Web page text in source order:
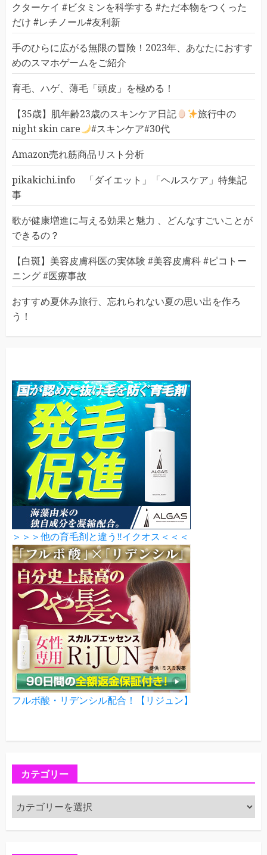
クターケイ #ビタミンを科学する #ただ本物をつくった
だけ #レチノール#友利新
手のひらに広がる無限の冒険！2023年、あなたにおすす
めのスマホゲームをご紹介
育毛、ハゲ、薄毛「頭皮」を極める！
【35歳】肌年齢23歳のスキンケア日記
旅行中の
night skin care
#スキンケア#30代
Amazon売れ筋商品リスト分析
pikakichi.info 「ダイエット」「ヘルスケア」特集記
事
歌が健康増進に与える効果と魅力 、どんなすごいことが
できるの？
【白斑】美容皮膚科医の実体験 #美容皮膚科 #ピコトー
ニング #医療事故
おすすめ夏休み旅行、忘れられない夏の思い出を作ろ
う！
＞＞＞他の育毛剤と違う‼イクオス＜＜＜
フルボ酸・リデンシル配合！【リジュン】
カテゴリー
カ
テ
ゴ